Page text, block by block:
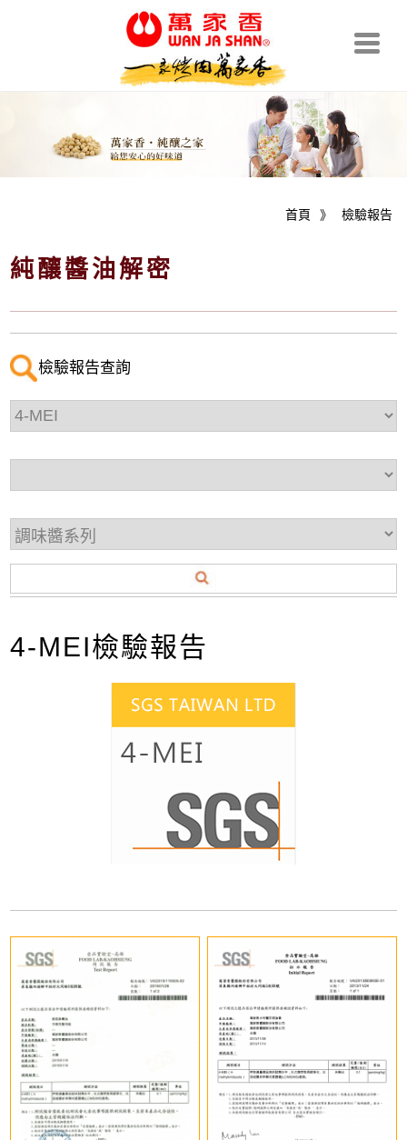
檢驗報告
》
首頁
純釀醬油解密
檢驗報告查詢
4-MEI檢驗報告